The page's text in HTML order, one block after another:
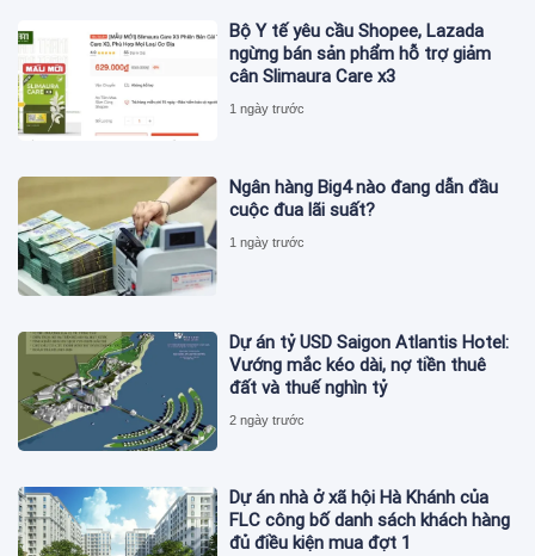
Bộ Y tế yêu cầu Shopee, Lazada
ngừng bán sản phẩm hỗ trợ giảm
cân Slimaura Care x3
1 ngày trước
Ngân hàng Big4 nào đang dẫn đầu
cuộc đua lãi suất?
1 ngày trước
Dự án tỷ USD Saigon Atlantis Hotel:
Vướng mắc kéo dài, nợ tiền thuê
đất và thuế nghìn tỷ
2 ngày trước
Dự án nhà ở xã hội Hà Khánh của
FLC công bố danh sách khách hàng
đủ điều kiện mua đợt 1